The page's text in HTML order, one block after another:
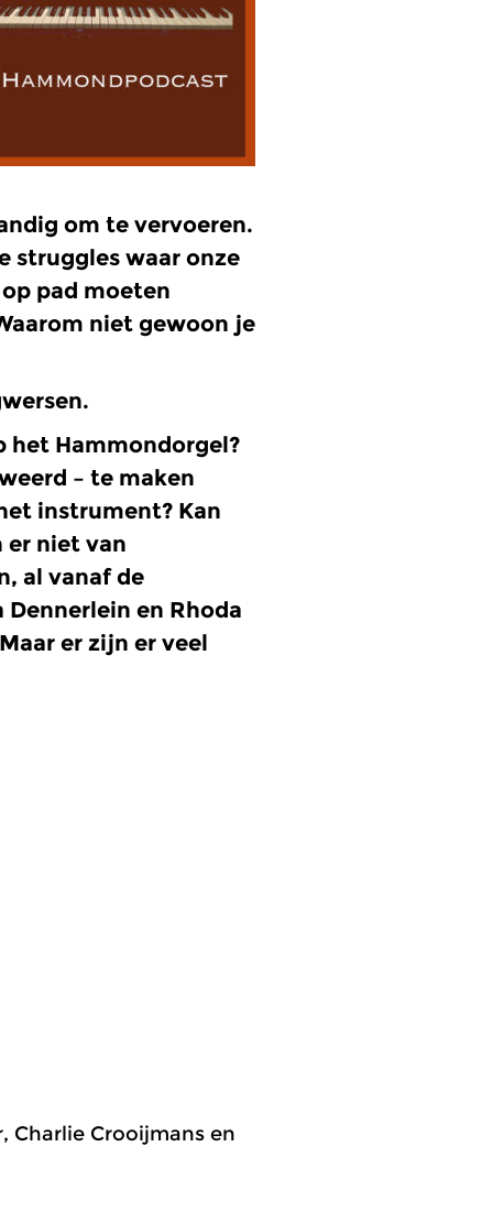
om te vervoeren.
struggles waar onze
pad moeten
niet gewoon je
het Hammondorgel?
– te maken
instrument? Kan
er niet van
al vanaf de
en Rhoda
er zijn er veel
Crooijmans en